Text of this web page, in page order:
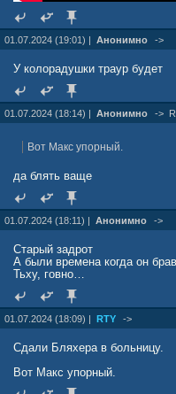
01.07.2024 (19:01) | Анонимно ->
У колорадушки траур будет
01.07.2024 (18:14) | Анонимно ->
Вот Макс упорный.
да блять ваще
01.07.2024 (18:11) | Анонимно ->
Старый задрот
А были времена когда он
Тьху, говно…
01.07.2024 (18:09) | RTY ->
Сдали Бляхера в больницу.
Вот Макс упорный.